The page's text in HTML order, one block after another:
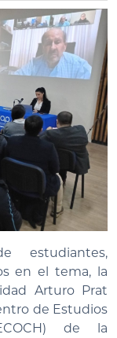
estudiantes,
en el tema, la
Arturo Prat
de Estudios
de la